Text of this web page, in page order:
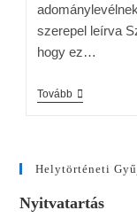
szerepel leírva
hogy ez…
Tovább
Helytörténeti
Nyitvatartás